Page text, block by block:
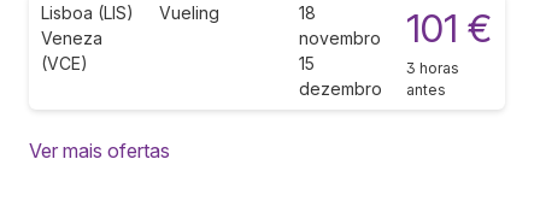
Lisboa (LIS)
Veneza
(VCE)
Vueling
18
novembro
15
dezembro
101 €
3 horas
antes
Ver mais ofertas